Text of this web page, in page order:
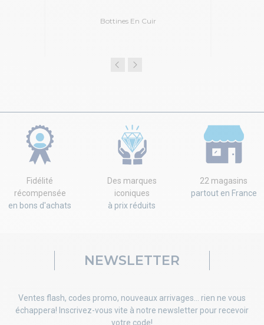
Bottines En Cuir
Fidélité
récompensée
en bons d'achats
Des marques
iconiques
à prix réduits
22 magasins
partout en France
NEWSLETTER
Ventes flash, codes promo, nouveaux arrivages... rien ne vous
échappera! Inscrivez-vous vite à notre newsletter pour recevoir
votre code!